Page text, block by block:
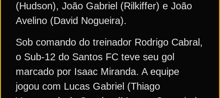
(Hudson), João Gabriel (Rilkiffer) e João
Avelino (David Nogueira).
Sob comando do treinador Rodrigo Cabral,
o Sub-12 do Santos FC teve seu gol
marcado por Isaac Miranda. A equipe
jogou com Lucas Gabriel (Thiago